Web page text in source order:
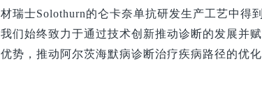
瑞士Solothurn的仑卡奈单抗研发生产工艺中得
们始终致力于通过技术创新推动诊断的发展并
势，推动阿尔茨海默病诊断治疗疾病路径的优